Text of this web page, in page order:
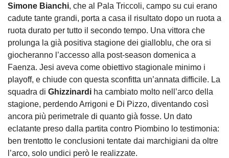
Simone Bianchi, che al Pala Triccoli, campo su cui erano
cadute tante grandi, porta a casa il risultato dopo un ruota a
ruota durato per tutto il secondo tempo. Una vittora che
prolunga la già positiva stagione dei gialloblu, che ora si
giocheranno l’accesso alla post-season domenica a
Faenza. Jesi aveva come obiettivo stagionale minimo i
playoff, e chiude con questa sconfitta un’annata difficile. La
squadra di Ghizzinardi ha cambiato molto nell’arco della
stagione, perdendo Arrigoni e Di Pizzo, diventando così
ancora più perimetrale di quanto già fosse. Un dato
eclatante preso dalla partita contro Piombino lo testimonia:
ben trentotto le conclusioni tentate dai marchigiani da oltre
l’arco, solo undici però le realizzate.